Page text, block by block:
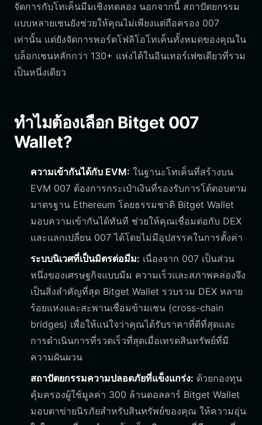
จัดการกับโทเค็นมีมเชิงทดลอง นอกจากนี้ สถาปัตยกรรม
แบบหลายเชนยังช่วยให้คุณไม่เพียงแต่ถือครอง 007
เท่านั้น แต่ยังจัดการพอร์ตโฟลิโอโทเค็นทั้งหมดของคุณใน
บล็อกเชนหลักกว่า 130+ แห่งได้ในอินเทอร์เฟซเดียวที่รวม
เป็นหนึ่งเดียว
ทำไมต้องเลือก Bitget 007
Wallet?
ความเข้ากันได้กับ EVM: ในฐานะโทเค็นที่สร้างบน
EVM 007 ต้องการกระเป๋าเงินที่รองรับการโต้ตอบตาม
มาตรฐาน Ethereum โดยธรรมชาติ Bitget Wallet
มอบความเข้ากันได้ทันที ช่วยให้คุณเชื่อมต่อกับ DEX
และแลกเปลี่ยน 007 ได้โดยไม่มีอุปสรรคในการตั้งค่า
ระบบนิเวศที่เป็นมิตรต่อมีม: เนื่องจาก 007 เป็นส่วน
หนึ่งของเศรษฐกิจแบบมีม ความเร็วและสภาพคล่องจึง
เป็นสิ่งสำคัญที่สุด Bitget Wallet รวบรวม DEX หลาย
ร้อยแห่งและสะพานเชื่อมข้ามเชน (cross-chain
bridges) เพื่อให้แน่ใจว่าคุณได้รับราคาที่ดีที่สุดและ
การดำเนินการที่รวดเร็วที่สุดเมื่อเทรดสินทรัพย์ที่มี
ความผันผวน
สถาปัตยกรรมความปลอดภัยที่แข็งแกร่ง: ด้วยกองทุน
คุ้มครองผู้ใช้มูลค่า 300 ล้านดอลลาร์ Bitget Wallet
มอบตาข่ายนิรภัยสำหรับสินทรัพย์ของคุณ ให้ความอุ่น